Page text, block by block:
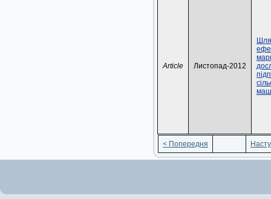
Article Листопад-2012
< Попередня